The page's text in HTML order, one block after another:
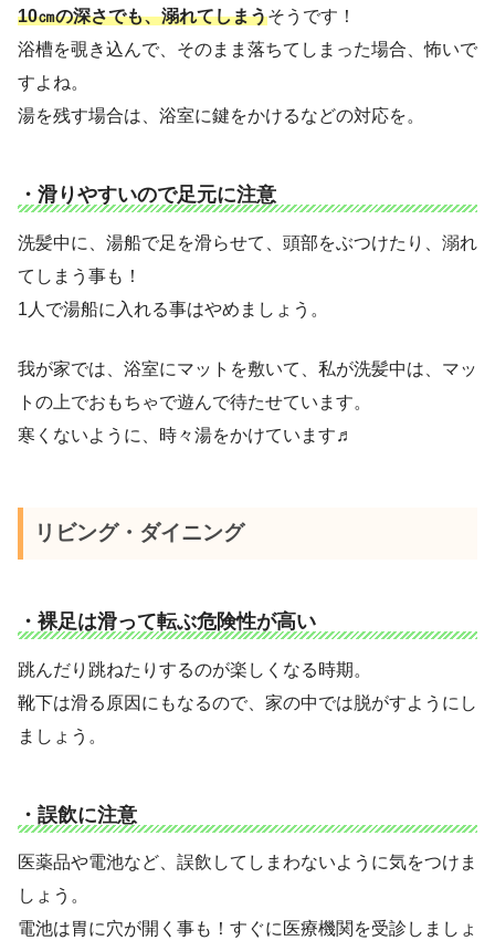
10㎝の深さでも、溺れてしまうそうです！
浴槽を覗き込んで、そのまま落ちてしまった場合、怖いで
すよね。
湯を残す場合は、浴室に鍵をかけるなどの対応を。
・滑りやすいので足元に注意
洗髪中に、湯船で足を滑らせて、頭部をぶつけたり、溺れ
てしまう事も！
1人で湯船に入れる事はやめましょう。
我が家では、浴室にマットを敷いて、私が洗髪中は、マッ
トの上でおもちゃで遊んで待たせています。
寒くないように、時々湯をかけています♬
リビング・ダイニング
・裸足は滑って転ぶ危険性が高い
跳んだり跳ねたりするのが楽しくなる時期。
靴下は滑る原因にもなるので、家の中では脱がすようにし
ましょう。
・誤飲に注意
医薬品や電池など、誤飲してしまわないように気をつけま
しょう。
電池は胃に穴が開く事も！すぐに医療機関を受診しましょ